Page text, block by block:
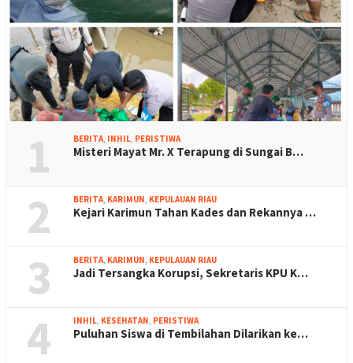
1 BERITA, INHIL, PERISTIWA
Misteri Mayat Mr. X Terapung di Sungai B…
2 BERITA, KARIMUN, KEPULAUAN RIAU
Kejari Karimun Tahan Kades dan Rekannya …
3 BERITA, KARIMUN, KEPULAUAN RIAU
Jadi Tersangka Korupsi, Sekretaris KPU K…
4 INHIL, KESEHATAN, PERISTIWA
Puluhan Siswa di Tembilahan Dilarikan ke…